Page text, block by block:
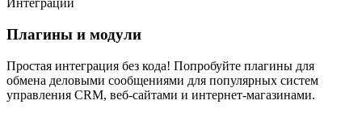
Интеграции
Плагины и модули
Простая интеграция без кода! Попробуйте плагины для
обмена деловыми сообщениями для популярных систем
управления CRM, веб-сайтами и интернет-магазинами.